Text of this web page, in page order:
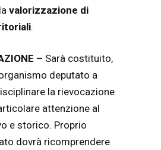
valorizzazione di
.
– Sarà costituito,
deputato a
la rievocazione
attenzione al
e storico. Proprio
dovrà ricomprendere